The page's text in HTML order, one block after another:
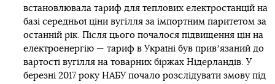
встановлювала тариф для теплових електростанцій на
базі середньої ціни вугілля за імпортним паритетом за
останній рік. Після цього почалося підвищення цін на
електроенергію — тариф в Україні був привʼязаний до
вартості вугілля на товарних біржах Нідерландів. У
березні 2017 року НАБУ почало розслідувати змову під